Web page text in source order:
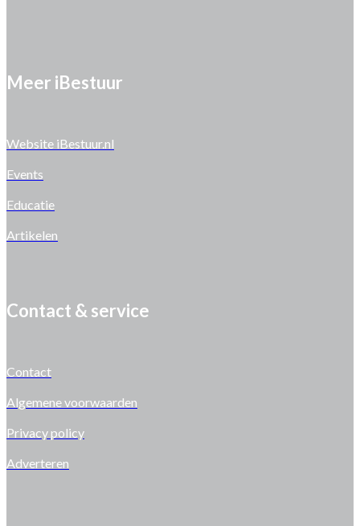
Meer iBestuur
Website iBestuur.nl
Events
Educatie
Artikelen
Contact & service
Contact
Algemene voorwaarden
Privacy policy
Adverteren